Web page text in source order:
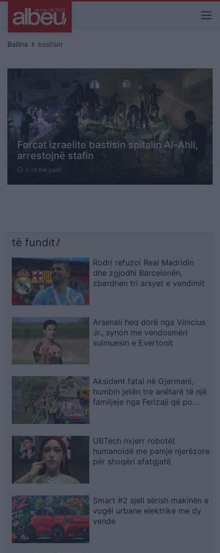
Ballina keyboard_arrow_right bastisin
Forcat izraelite bastisin spitalin Al-Ahli,
arrestojnë stafin
schedule 3 vit me parë
të fundit
Rodri refuzoi Real Madridin
dhe zgjodhi Barcelonën,
zbardhen tri arsyet e vendimit
Arsenali heq dorë nga Vinicius
Jr., synon me vendosmëri
sulmuesin e Evertonit
Aksident fatal në Gjermani,
humbin jetën tre anëtarë të një
familjeje nga Ferizaji që po
UBTech nxjerr robotët
humanoidë me pamje njerëzore
për shoqëri afatgjatë
Smart #2 sjell sërish makinën e
vogël urbane elektrike me dy
vende